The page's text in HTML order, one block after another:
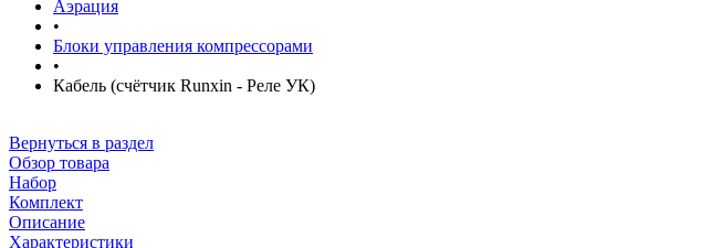
Аэрация
•
Блоки управления компрессорами
•
Кабель (счётчик Runxin - Реле УК)
Вернуться в раздел
Обзор товара
Набор
Комплект
Описание
Характеристики